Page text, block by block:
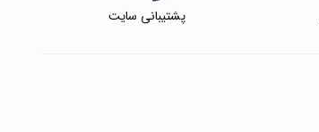
پشتیبانی سایت